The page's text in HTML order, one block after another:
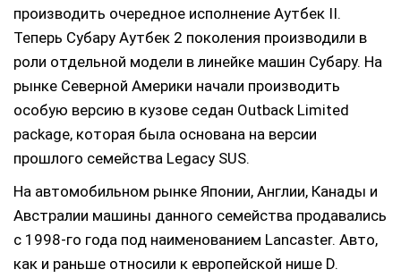
производить очередное исполнение Аутбек II.
Теперь Субару Аутбек 2 поколения производили в
роли отдельной модели в линейке машин Субару. На
рынке Северной Америки начали производить
особую версию в кузове седан Outback Limited
package, которая была основана на версии
прошлого семейства Legacy SUS.
На автомобильном рынке Японии, Англии, Канады и
Австралии машины данного семейства продавались
с 1998-го года под наименованием Lancaster. Авто,
как и раньше относили к европейской нише D.